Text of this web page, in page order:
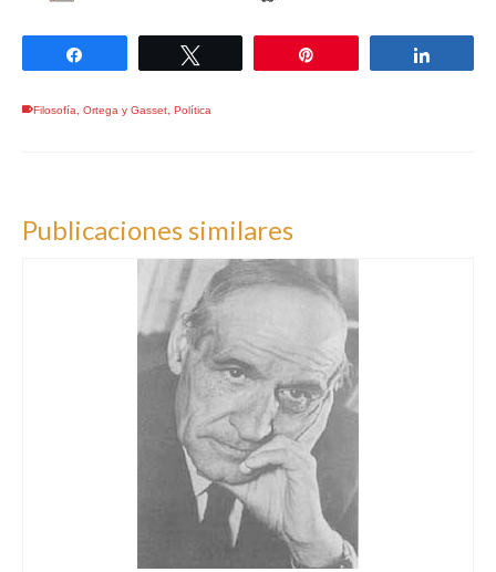
Filosofía Ortega y Gasset Política
Publicaciones similares